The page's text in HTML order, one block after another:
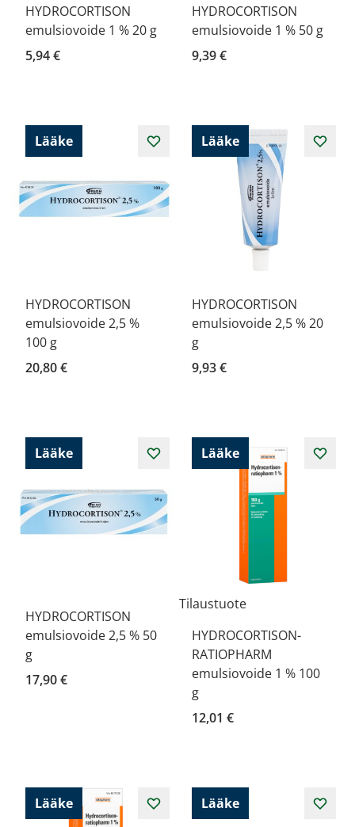
HYDROCORTISON
emulsiovoide 1 % 20 g
5,94 €
HYDROCORTISON
emulsiovoide 1 % 50 g
9,39 €
Lääke
HYDROCORTISON
emulsiovoide 2,5 %
100 g
20,80 €
Lääke
HYDROCORTISON
emulsiovoide 2,5 % 20
g
9,93 €
Lääke
HYDROCORTISON
emulsiovoide 2,5 % 50
g
17,90 €
Lääke
Tilaustuote
HYDROCORTISON-
RATIOPHARM
emulsiovoide 1 % 100
g
12,01 €
Lääke Lääke